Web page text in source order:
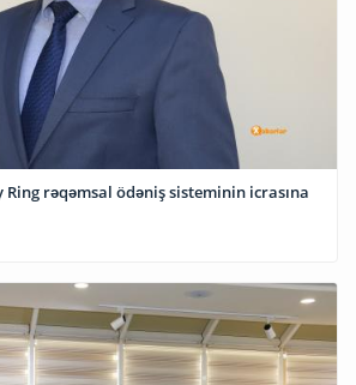
rəqəmsal ödəniş sisteminin icrasına